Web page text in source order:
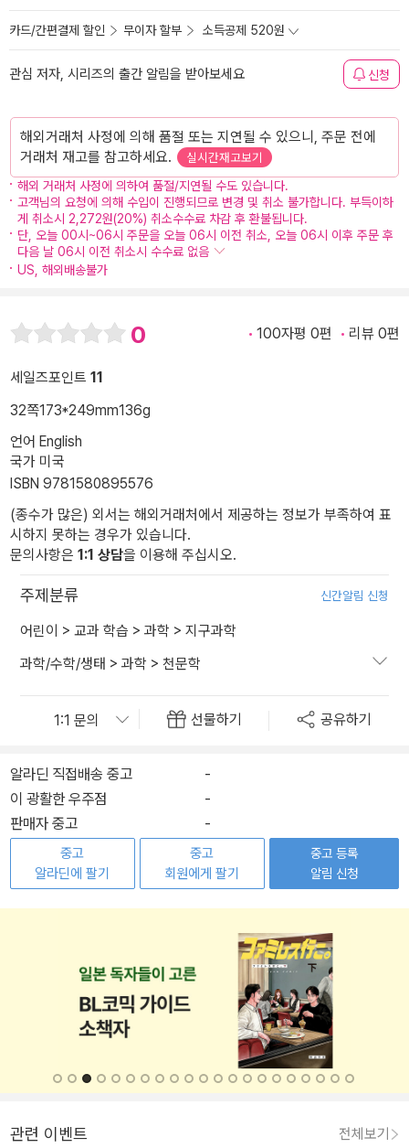
카드/간편결제 할인 무이자 할부 소득공제 520원
관심 저자, 시리즈의 출간 알림을 받아보세요 신청
해외거래처 사정에 의해 품절 또는 지연될 수 있으니, 주문 전에
거래처 재고를 참고하세요.
실시간재고보기
해외 거래처 사정에 의하여 품절/지연될 수도 있습니다.
고객님의 요청에 의해 수입이 진행되므로 변경 및 취소 불가합니다. 부득이하
게 취소시 2,272원(20%) 취소수수료 차감 후 환불됩니다.
단, 오늘 00시~06시 주문을 오늘 06시 이전 취소, 오늘 06시 이후 주문 후
다음 날 06시 이전 취소시 수수료 없음
US, 해외배송불가
0 100자평 0편 리뷰 0편
세일즈포인트 11
32쪽173*249mm136g
언어 English
국가 미국
ISBN 9781580895576
(종수가 많은) 외서는 해외거래처에서 제공하는 정보가 부족하여 표
시하지 못하는 경우가 있습니다.
문의사항은 1:1 상담을 이용해 주십시오.
주제분류 신간알림 신청
어린이 > 교과 학습 > 과학 > 지구과학
과학/수학/생태 > 과학 > 천문학
선물하기 공유하기
알라딘 직접배송 중고
-
이 광활한 우주점
-
판매자 중고
-
중고
알라딘에 팔기
중고
회원에게 팔기
중고 등록
알림 신청
관련 이벤트 전체보기